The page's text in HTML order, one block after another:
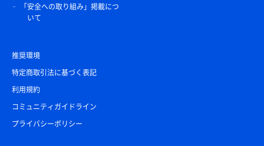
「安全への取り組み」掲載につ
いて
推奨環境
特定商取引法に基づく表記
利用規約
コミュニティガイドライン
プライバシーポリシー